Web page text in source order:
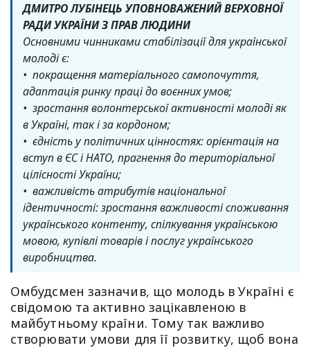
ДМИТРО ЛУБІНЕЦЬ УПОВНОВАЖЕНИЙ ВЕРХОВНОЇ
РАДИ УКРАЇНИ З ПРАВ ЛЮДИНИ
Основними чинниками стабілізації для української
молоді є:
• покращення матеріального самопочуття,
адаптація ринку праці до воєнних умов;
• зростання волонтерської активності молоді як
в Україні, так і за кордоном;
• єдність у політичних цінностях: орієнтація на
вступ в ЄС і НАТО, прагнення до територіальної
цілісності України;
• важливість атрибутів національної
ідентичності: зростання важливості споживання
українського контенту, спілкування українською
мовою, купівлі товарів і послуг українського
виробництва.
Омбудсмен зазначив, що молодь в Україні є
свідомою та активно зацікавленою в
майбутньому країни. Тому так важливо
створювати умови для її розвитку, щоб вона